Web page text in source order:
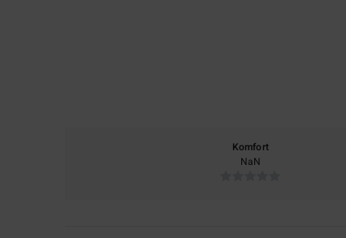
Komfort
NaN